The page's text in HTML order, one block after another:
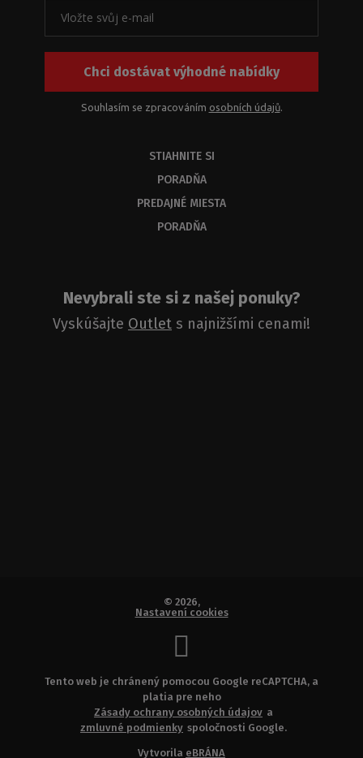
Chci dostávat výhodné nabídky
Souhlasím se zpracováním osobních údajů.
STIAHNITE SI
PORADŇA
PREDAJNÉ MIESTA
PORADŇA
Nevybrali ste si z našej ponuky?
Vyskúšajte Outlet s najnižšími cenami!
© 2026,
Nastavení cookies
Tento web je chránený pomocou Google reCAPTCHA, a
platia pre neho
Zásady ochrany osobných údajov a
zmluvné podmienky spoločnosti Google.
Vytvorila eBRÁNA